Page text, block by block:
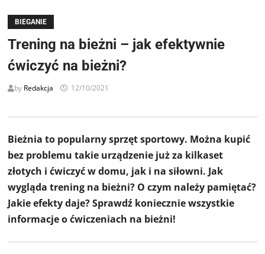
BIEGANIE
Trening na bieżni – jak efektywnie
ćwiczyć na bieżni?
by Redakcja 12/10/2021
Bieżnia to popularny sprzęt sportowy. Można kupić
bez problemu takie urządzenie już za kilkaset
złotych i ćwiczyć w domu, jak i na siłowni. Jak
wygląda trening na bieżni? O czym należy pamiętać?
Jakie efekty daje? Sprawdź koniecznie wszystkie
informacje o ćwiczeniach na bieżni!